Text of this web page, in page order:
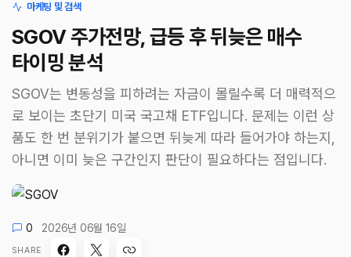
마케팅 및 검색
SGOV 주가전망, 급등 후 뒤늦은 매수
타이밍 분석
SGOV는 변동성을 피하려는 자금이 몰릴수록 더 매력적으
로 보이는 초단기 미국 국고채 ETF입니다. 문제는 이런 상
품도 한 번 분위기가 붙으면 뒤늦게 따라 들어가야 하는지,
아니면 이미 늦은 구간인지 판단이 필요하다는 점입니다.
0 2026년 06월 16일
SHARE